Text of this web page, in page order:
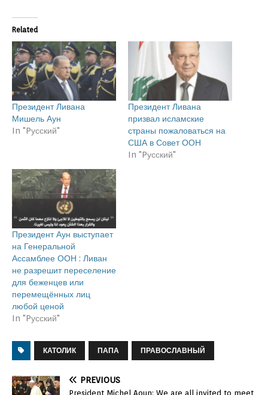
Related
Президент Ливана
Мишель Аун
In "Pусский"
Президент Ливана
призвал исламские
страны пожаловаться на
США в Совет ООН
In "Pусский"
Президент Аун выступает
на Генеральной
Ассамблее ООН : Ливан
не разрешит переселение
для беженцев или
перемещённых лиц
любой ценой
In "Pусский"
КАТОЛИК ПАПА ПРАВОСЛАВНЫЙ
PREVIOUS
President Michel Aoun: We are all invited to meet